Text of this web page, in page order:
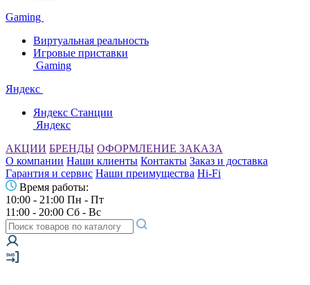
Gaming
Виртуальная реальность
Игровые приставки
Gaming
Яндекс
Яндекс Станции
Яндекс
АКЦИИ БРЕНДЫ ОФОРМЛЕНИЕ ЗАКАЗА
О компании Наши клиенты Контакты Заказ и доставка
Гарантия и сервис Наши преимущества Hi-Fi
Время работы:
10:00 - 21:00 Пн - Пт
11:00 - 20:00 Сб - Вс